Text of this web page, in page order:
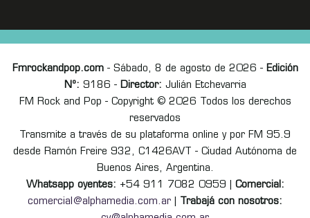
Fmrockandpop.com- Sábado, 8 de agosto de 2026 - Edición
Nº: 9186 - Director: Julián Etchevarria
FM Rock and Pop - Copyright © 2026 Todos los derechos
reservados
Transmite a través de su plataforma online y por FM 95.9
desde Ramón Freire 932, C1426AVT - Ciudad Autónoma de
Buenos Aires, Argentina.
Whatsapp oyentes: +54 911 7082 0959 | Comercial:
comercial@alphamedia.com.ar
Trabajá con nosotros: